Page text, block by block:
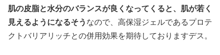
肌の皮脂と水分のバランスが良くなってくると、肌が若く
見えるようになるそう なので、高保湿ジェルであるプロテ
クトバリアリッチとの併用効果を期待しておりますデス。